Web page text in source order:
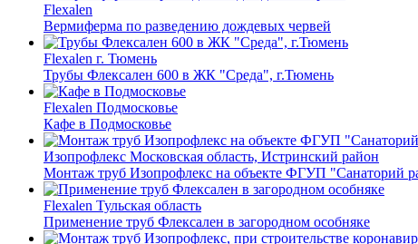
Flexalen
Вермиферма по разведению дождевых червей
Flexalen г. Тюмень
Трубы Флексален 600 в ЖК "Среда", г.Тюмень
Flexalen Подмосковье
Кафе в Подмосковье
Изопрофлекс Московская область, Истринский район
Монтаж труб Изопрофлекс на объекте ФГУП "Санаторий
Flexalen Тульская область
Применение труб Флексален в загородном особняке